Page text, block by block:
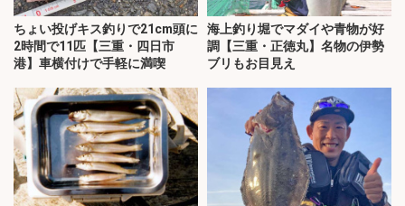
ちょい投げキス釣りで21cm頭に
2時間で11匹【三重・四日市
港】車横付けで手軽に満喫
海上釣り堀でマダイや青物が好
調【三重・正徳丸】名物の伊勢
ブリもお目見え